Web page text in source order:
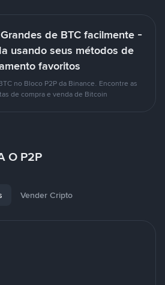
de BTC facilmente -
usando seus métodos de
favoritos
no Bloco P2P da Binance. Encontre as
de compra e venda de Bitcoin
O P2P
Vender Cripto